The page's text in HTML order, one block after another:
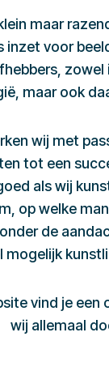
maar
inzet voor
zowel
maar ook
wij met
tot een
als wij
op welke
de
mogelijk
vind je een
wij allemaal